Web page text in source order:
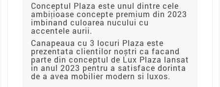
Conceptul Plaza este unul dintre cele
ambițioase concepte premium din 2023
imbinand culoarea nucului cu
accentele aurii.
Canapeaua cu 3 locuri Plaza este
prezentata clientilor noștri ca facand
parte din conceptul de Lux Plaza lansat
in anul 2023 pentru a satisface dorinta
de a avea mobilier modern si luxos.